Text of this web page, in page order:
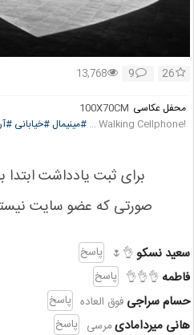
26
9
13,768
محفل عکاسی 100X70CM
!Walking Cellphone ...
#مینیمال #خیابانی
برای ثبت یادداشت ابتدا
صورتی که عضو سایت
سعید نسکو👌🌷 پاسخ
فاطمه 👌👌👌 پاسخ
حسام سراجی فوق العاده پاسخ
هانی میردامادیمرسی پاسخ